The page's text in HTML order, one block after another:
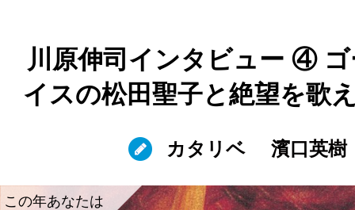
川原伸司インタビュー ④
イスの松田聖子と絶望を歌
カタリベ 濱口英樹
この年あなたは